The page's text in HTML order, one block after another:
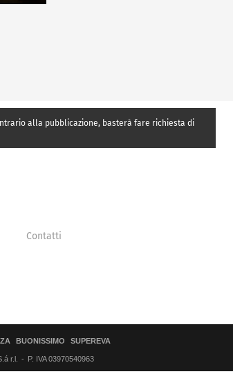
alla pubblicazione, basterà fare richiesta di
Contatti
BUONISSIMO SUPEREVA
r.l. P. IVA 03970540963